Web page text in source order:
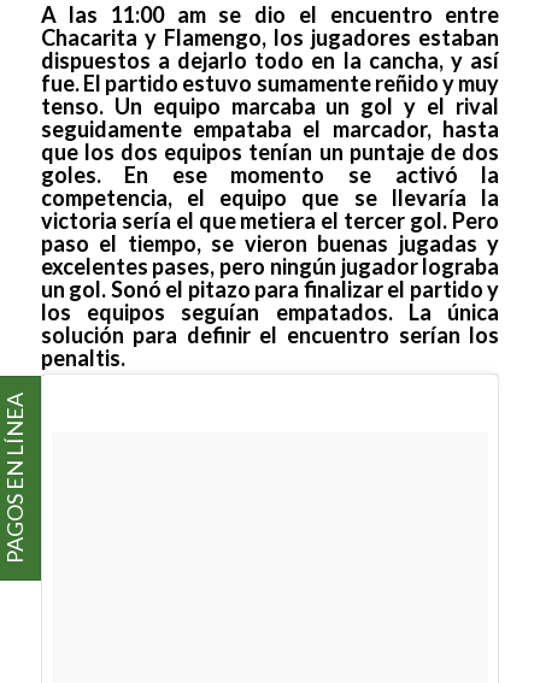
A las 11:00 am se dio el encuentro entre
Chacarita y Flamengo, los jugadores estaban
dispuestos a dejarlo todo en la cancha, y así
fue. El partido estuvo sumamente reñido y muy
tenso. Un equipo marcaba un gol y el rival
seguidamente empataba el marcador, hasta
que los dos equipos tenían un puntaje de dos
goles. En ese momento se activó la
competencia, el equipo que se llevaría la
victoria sería el que metiera el tercer gol. Pero
paso el tiempo, se vieron buenas jugadas y
excelentes pases, pero ningún jugador lograba
un gol. Sonó el pitazo para finalizar el partido y
los equipos seguían empatados. La única
solución para definir el encuentro serían los
penaltis.
PAGOS EN LÍNEA